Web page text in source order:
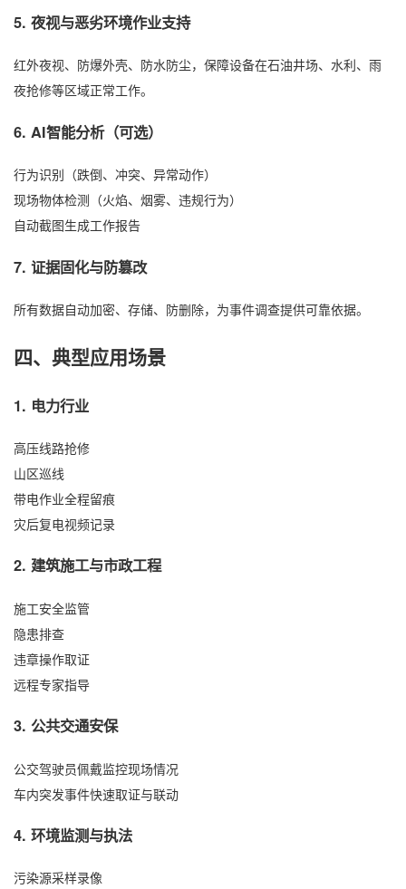
5. 夜视与恶劣环境作业支持
红外夜视、防爆外壳、防水防尘，保障设备在石油井场、水利、雨
夜抢修等区域正常工作。
6. AI智能分析（可选）
行为识别（跌倒、冲突、异常动作）
现场物体检测（火焰、烟雾、违规行为）
自动截图生成工作报告
7. 证据固化与防篡改
所有数据自动加密、存储、防删除，为事件调查提供可靠依据。
四、典型应用场景
1. 电力行业
高压线路抢修
山区巡线
带电作业全程留痕
灾后复电视频记录
2. 建筑施工与市政工程
施工安全监管
隐患排查
违章操作取证
远程专家指导
3. 公共交通安保
公交驾驶员佩戴监控现场情况
车内突发事件快速取证与联动
4. 环境监测与执法
污染源采样录像